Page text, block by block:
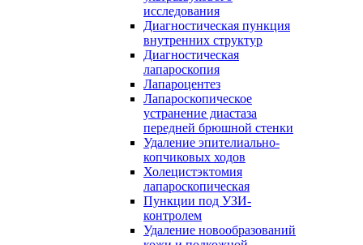
исследования
Диагностическая пункция
внутренних структур
Диагностическая
лапароскопия
Лапароцентез
Лапароскопическое
устранение диастаза
передней брюшной стенки
Удаление эпителиально-
копчиковых ходов
Холецистэктомия
лапароскопическая
Пункции под УЗИ-
контролем
Удаление новообразований